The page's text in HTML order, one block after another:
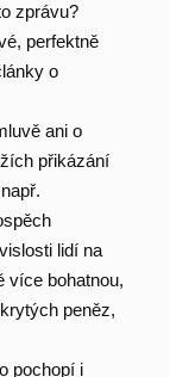
zprávu?
perfektně
o
ani o
přikázání
lidí na
více bohatnou,
peněz,
pochopí i